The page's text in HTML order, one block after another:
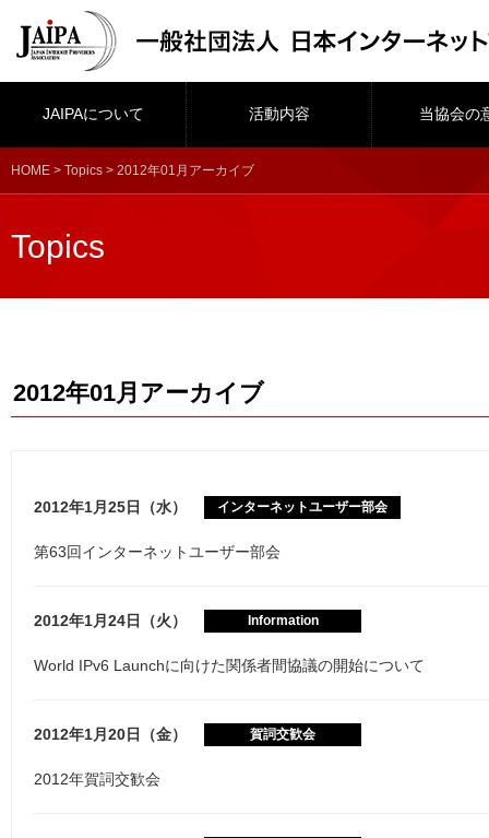
JAIPAについて 活動内容 当協会の
HOME > Topics > 2012年01月アーカイブ
Topics
2012年01月アーカイブ
2012年1月25日（水） インターネットユーザー部会
第63回インターネットユーザー部会
2012年1月24日（火） Information
World IPv6 Launchに向けた関係者間協議の開始について
2012年1月20日（金） 賀詞交歓会
2012年賀詞交歓会